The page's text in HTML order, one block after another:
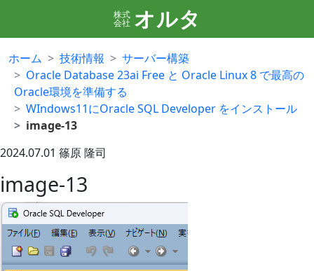
株式
会社 オルタ
ホーム 技術情報
サーバー構築
Oracle Database 23ai Free と Oracle Linux 8 で最高の
Oracle環境を準備する
WIndows11にOracle SQL Developer をインストール
image-13
2024.07.01 篠原 隆司
image-13